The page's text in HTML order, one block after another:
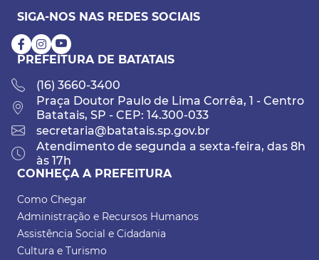
SIGA-NOS NAS REDES SOCIAIS
PREFEITURA DE BATATAIS
(16) 3660-3400
Praça Doutor Paulo de Lima Corrêa, 1 - Centro
Batatais, SP - CEP: 14.300-033
secretaria@batatais.sp.gov.br
Atendimento de segunda a sexta-feira, das 8h
às 17h
CONHEÇA A PREFEITURA
Como Chegar
Administração e Recursos Humanos
Assistência Social e Cidadania
Cultura e Turismo